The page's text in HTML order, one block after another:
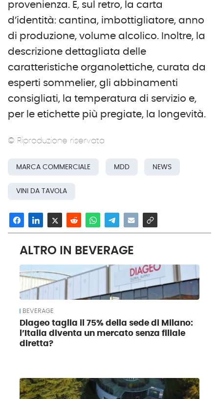
provenienza. E, sul retro, la carta
d’identità: cantina, imbottigliatore, anno
di produzione, volume alcolico. Inoltre, la
descrizione dettagliata delle
caratteristiche organolettiche, curata da
esperti sommelier, gli abbinamenti
consigliati, la temperatura di servizio e,
per le etichette più pregiate, la longevità.
© Riproduzione riservata
MARCA COMMERCIALE MDD NEWS
VINI DA TAVOLA
ALTRO IN BEVERAGE
BEVERAGE
Diageo taglia il 75% della sede di Milano:
l’Italia diventa un mercato senza filiale
diretta?